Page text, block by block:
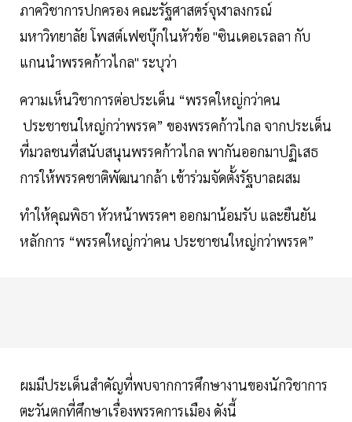
ภาควิชาการปกครอง คณะรัฐศาสตร์จุฬาลงกรณ์
มหาวิทยาลัย โพสต์เฟซบุ๊กในหัวข้อ "ซินเดอเรลลา กับ
แกนนำพรรคก้าวไกล" ระบุว่า
ความเห็นวิชาการต่อประเด็น “พรรคใหญ่กว่าคน
ประชาชนใหญ่กว่าพรรค” ของพรรคก้าวไกล จากประเด็น
ที่มวลชนที่สนับสนุนพรรคก้าวไกล พากันออกมาปฏิเสธ
การให้พรรคชาติพัฒนากล้า เข้าร่วมจัดตั้งรัฐบาลผสม
ทำให้คุณพิธา หัวหน้าพรรคฯ ออกมาน้อมรับ และยืนยัน
หลักการ “พรรคใหญ่กว่าคน ประชาชนใหญ่กว่าพรรค”
ผมมีประเด็นสำคัญที่พบจากการศึกษางานของนักวิชาการ
ตะวันตกที่ศึกษาเรื่องพรรคการเมือง ดังนี้